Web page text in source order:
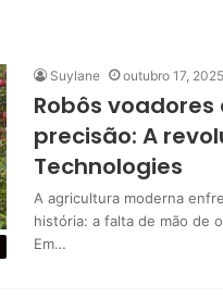
Suylane outubro 17, 2025
Robôs
precisão: A
Technologies
A agricultura moderna
história: a falta de mão de
Em…